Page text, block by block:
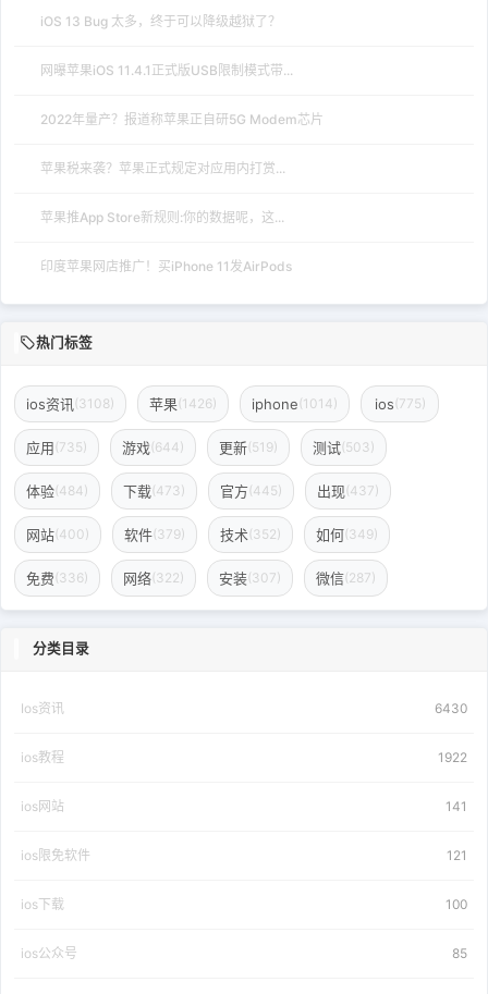
iOS 13 Bug 太多，终于可以降级越狱了？
网曝苹果iOS 11.4.1正式版USB限制模式带...
2022年量产？报道称苹果正自研5G Modem芯片
苹果税来袭？苹果正式规定对应用内打赏...
苹果推App Store新规则:你的数据呢，这...
印度苹果网店推广！买iPhone 11发AirPods
热门标签
ios资讯 (3108) 苹果(1426) iphone(1014) ios(775)
应用(735) 游戏(644) 更新(519) 测试(503)
体验(484) 下载(473) 官方(445) 出现(437)
网站(400) 软件(379) 技术(352) 如何(349)
免费(336) 网络(322) 安装(307) 微信(287)
分类目录
Ios资讯 6430
ios教程 1922
ios网站 141
ios限免软件 121
ios下载 100
ios公众号 85